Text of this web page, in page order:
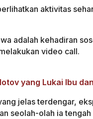
aktivitas
adalah kehadiran
video call.
yang Lukai Ibu
jelas terdengar,
seolah-olah ia